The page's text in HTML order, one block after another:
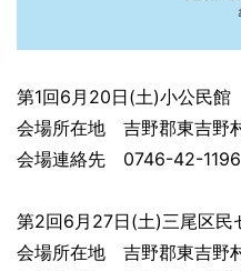
第1回6月20日(土)小公民
会場所在地 吉野郡東吉野
会場連絡先 0746-42-1196
第2回6月27日(土)三尾区民
会場所在地 吉野郡東吉野